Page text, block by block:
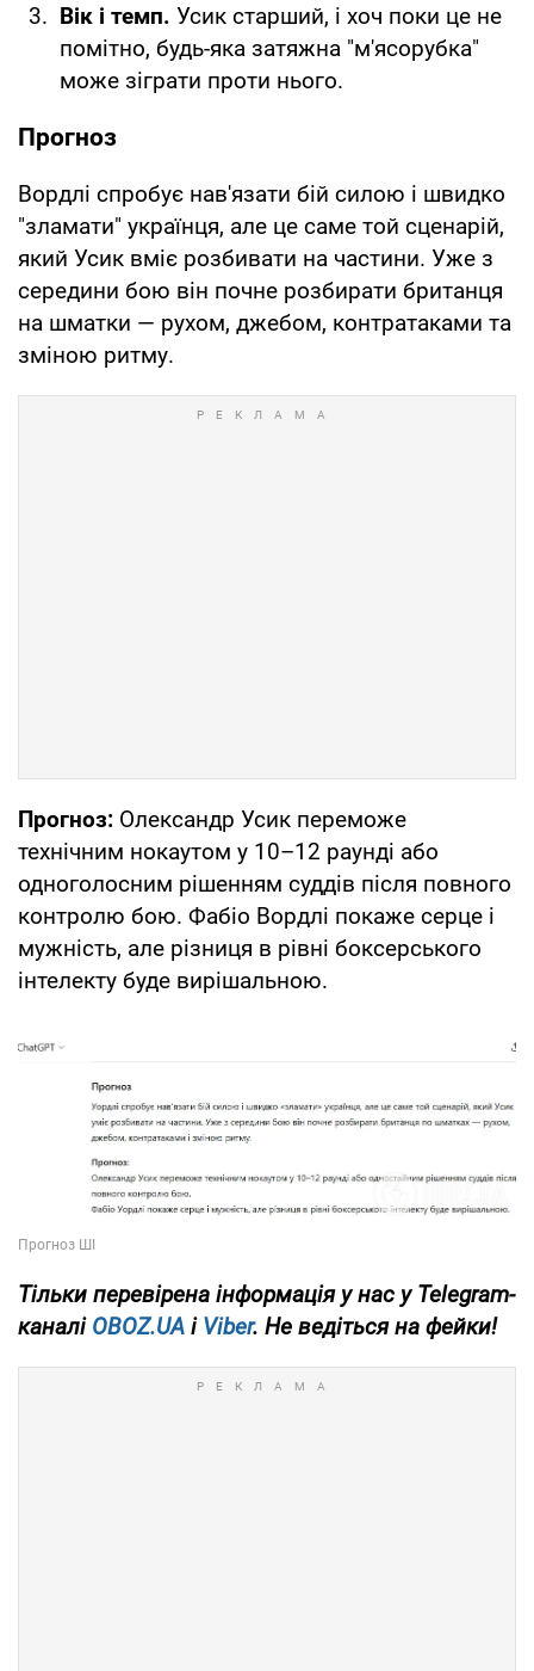
Вік і темп. Усик старший, і хоч поки це не
помітно, будь-яка затяжна "м'ясорубка"
може зіграти проти нього.
Прогноз
Вордлі спробує нав'язати бій силою і швидко
"зламати" українця, але це саме той сценарій,
який Усик вміє розбивати на частини. Уже з
середини бою він почне розбирати британця
на шматки — рухом, джебом, контратаками та
зміною ритму.
Прогноз: Олександр Усик переможе
технічним нокаутом у 10–12 раунді або
одноголосним рішенням суддів після повного
контролю бою. Фабіо Вордлі покаже серце і
мужність, але різниця в рівні боксерського
інтелекту буде вирішальною.
Тільки перевірена інформація у нас у Telegram-
каналі OBOZ.UA і Viber. Не ведіться на фейки!